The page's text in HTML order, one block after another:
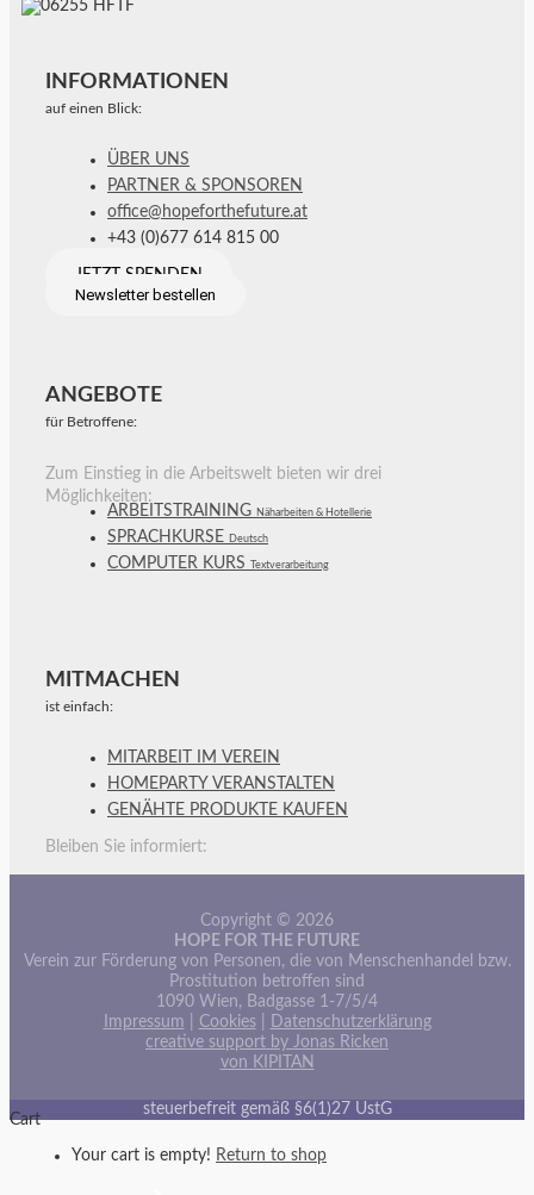
INFORMATIONEN
auf einen Blick:
ÜBER UNS
PARTNER & SPONSOREN
office@hopeforthefuture.at
+43 (0)677 614 815 00
JETZT SPENDEN
Newsletter bestellen
ANGEBOTE
für Betroffene:
Zum Einstieg in die Arbeitswelt bieten wir drei
Möglichkeiten:
ARBEITSTRAINING Näharbeiten & Hotellerie
SPRACHKURSE Deutsch
COMPUTER KURS Textverarbeitung
MITMACHEN
ist einfach:
MITARBEIT IM VEREIN
HOMEPARTY VERANSTALTEN
GENÄHTE PRODUKTE KAUFEN
Bleiben Sie informiert:
Copyright © 2026
HOPE FOR THE FUTURE
Verein zur Förderung von Personen, die von Menschenhandel bzw.
Prostitution betroffen sind
1090 Wien, Badgasse 1-7/5/4
Impressum
Cookies|
Datenschutzerklärung
creative support by Jonas Ricken
von KIPITAN
steuerbefreit gemäß §6(1)27 UstG
Cart
Your cart is empty! Return to shop